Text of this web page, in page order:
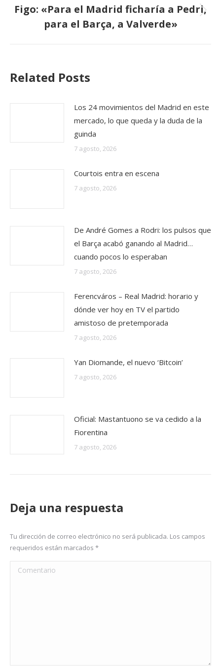
Publicación
siguiente:
Figo: «Para el Madrid ficharía a Pedri,
para el Barça, a Valverde»
Related Posts
Los 24 movimientos del Madrid en este
mercado, lo que queda y la duda de la
guinda
7 agosto, 2026
Courtois entra en escena
7 agosto, 2026
De André Gomes a Rodri: los pulsos que
el Barça acabó ganando al Madrid…
cuando pocos lo esperaban
7 agosto, 2026
Ferencváros – Real Madrid: horario y
dónde ver hoy en TV el partido
amistoso de pretemporada
7 agosto, 2026
Yan Diomande, el nuevo ‘Bitcoin’
7 agosto, 2026
Oficial: Mastantuono se va cedido a la
Fiorentina
7 agosto, 2026
Deja una respuesta
Tu dirección de correo electrónico no será publicada. Los campos
requeridos están marcados *
Comentario